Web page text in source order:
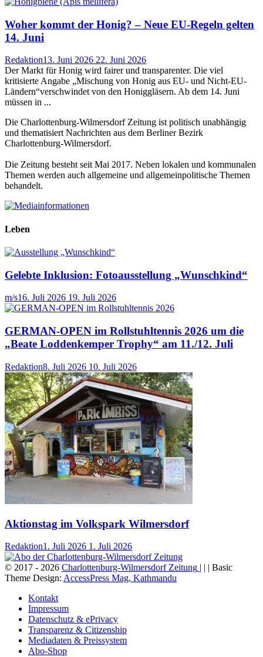
Woher kommt der Honig? – Neue EU-Regeln gelten
14. Juni
Redaktion13. Juni 2026 22. Juni 2026
Der Markt für Honig wird fairer und transparenter. Die viel
kritisierte Angabe „Mischung von Honig aus EU- und Nicht-EU-
Ländern“verschwindet von den Honiggläsern. Ab dem 14. Juni
müssen in ...
Die Charlottenburg-Wilmersdorf Zeitung ist politisch unabhängig
und thematisiert Nachrichten aus dem Berliner Bezirk
Charlottenburg-Wilmersdorf.
Die Zeitung besteht seit Mai 2017. Neben lokalen und kommunalen
Themen werden auch allgemeine und allgemeinpolitische Themen
behandelt.
Leben
Gelebte Inklusion: Fotoausstellung „Wunschkind“
m/s16. Juli 2026 19. Juli 2026
GERMAN-OPEN im Rollstuhltennis 2026 um die
„Beate Loddenkemper Trophy“ am 11./12. Juli
Redaktion8. Juli 2026 10. Juli 2026
Aktionstag im Volkspark Wilmersdorf
Redaktion1. Juli 2026 1. Juli 2026
© 2017 - 2026 Charlottenburg-Wilmersdorf Zeitung | | | Basic
Theme Design: AccessPress Mag, Kathmandu
Kontakt
Impressum
Datenschutz & ePrivacy
Transparenz & Citizenship
Mediadaten & Preissystem
Abo-Shop